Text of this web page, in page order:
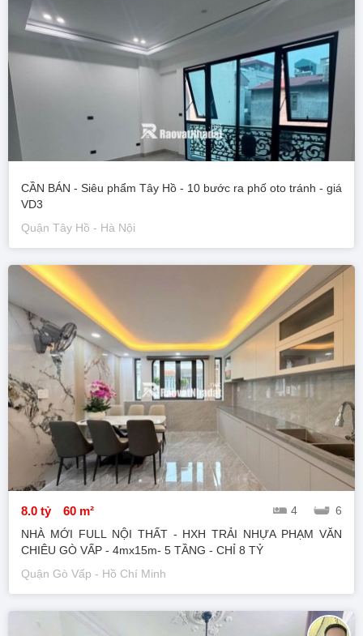
CẦN BÁN - Siêu phẩm Tây Hồ - 10 bước ra phố oto tránh - giá
VD3
Quận Tây Hồ - Hà Nội
8.0 tỷ 60 m² 4
6
NHÀ MỚI FULL NỘI THẤT - HXH TRẢI NHỰA PHẠM VĂN
CHIÊU GÒ VẤP - 4mx15m- 5 TẦNG - CHỈ 8 TỶ
Quận Gò Vấp - Hồ Chí Minh